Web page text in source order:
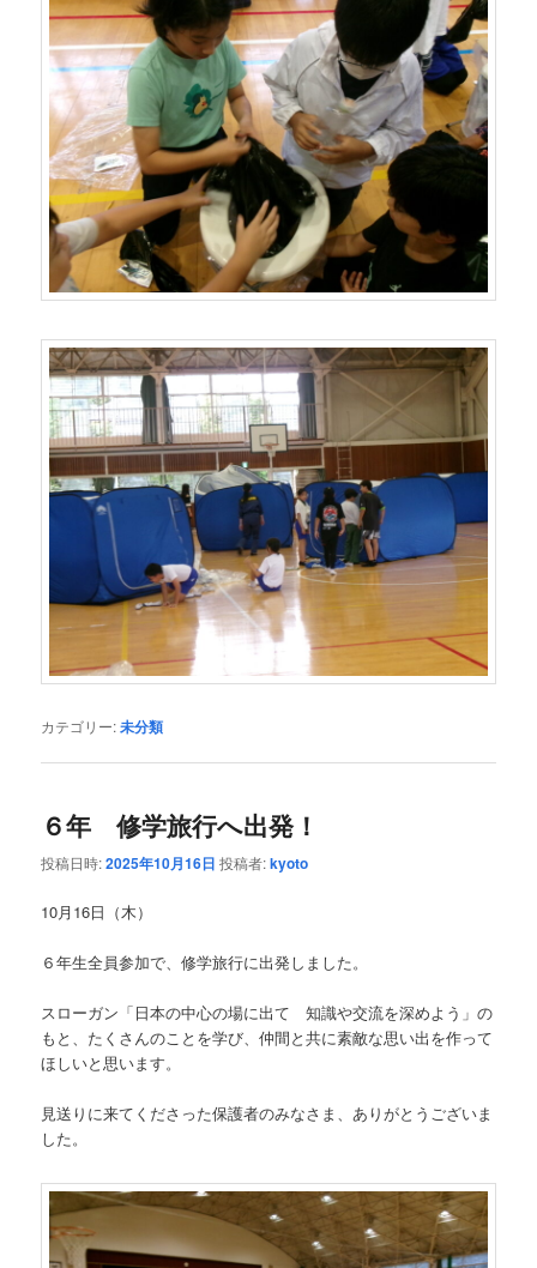
カテゴリー:未分類
６年 修学旅行へ出発！
投稿日時:2025年10月16日 投稿者:kyoto
10月16日（木）
６年生全員参加で、修学旅行に出発しました。
スローガン「日本の中心の場に出て 知識や交流を深めよう」の
もと、たくさんのことを学び、仲間と共に素敵な思い出を作って
ほしいと思います。
見送りに来てくださった保護者のみなさま、ありがとうございま
した。